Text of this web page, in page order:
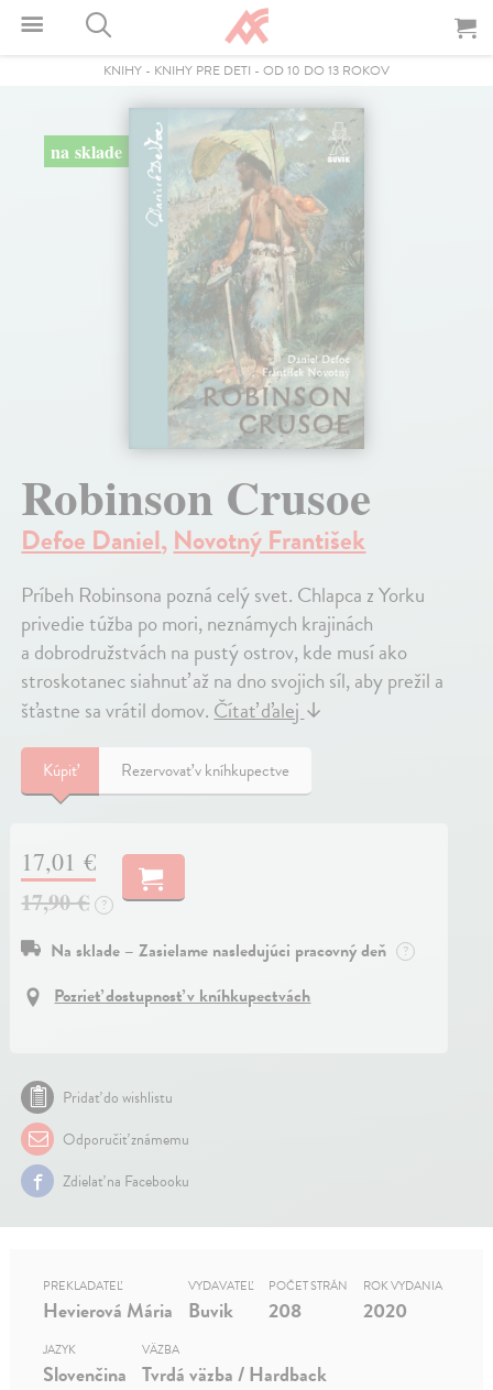
KNIHY - KNIHY PRE DETI - OD 10 DO 13 ROKOV
na sklade
Robinson Crusoe
Defoe Daniel,Novotný František
Príbeh Robinsona pozná celý svet. Chlapca z Yorku
privedie túžba po mori, neznámych krajinách
a dobrodružstvách na pustý ostrov, kde musí ako
stroskotanec siahnuť až na dno svojich síl, aby prežil a
šťastne sa vrátil domov. Čítať ďalej ↓
Kúpiť Rezervovať v kníhkupectve
17,01 €
17,90 €
?
Na sklade – Zasielame nasledujúci pracovný deň ?
Pozrieť dostupnosť v kníhkupectvách
Pridať do wishlistu
Odporučiť známemu
Zdielať na Facebooku
PREKLADATEĽ
Hevierová Mária
VYDAVATEĽ
Buvik
POČET STRÁN
208
ROK VYDANIA
2020
JAZYK
Slovenčina
VÄZBA
Tvrdá väzba / Hardback